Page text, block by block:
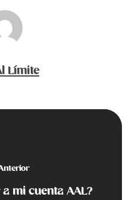
Límite
mi cuenta AAL?